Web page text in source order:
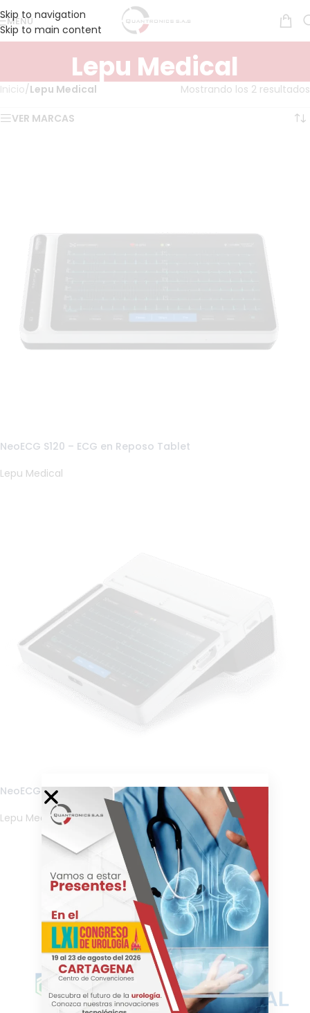
Skip to navigation
Skip to main content
MENÚ
Lepu Medical
Inicio/Lepu Medical Mostrando los 2 resultados
VER MARCAS
NeoECG S120 – ECG en Reposo Tablet
Lepu Medical
NeoECG T180 – ECG en Reposo Tablet
Lepu Medical